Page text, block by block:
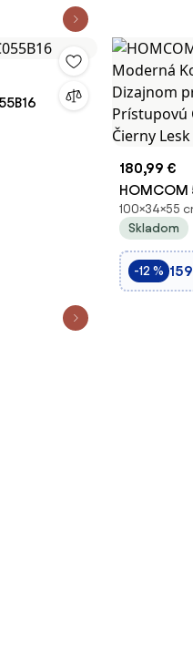
180,99 €
HOMCOM
Moderná
Dizajnom
Čierny
100×34×55
Skladom
-12 %